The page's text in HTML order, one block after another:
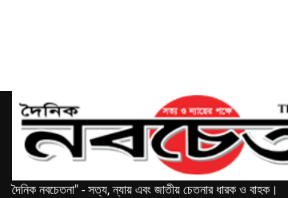
দৈনিক নবচেতনা" - সত্য, ন্যায় এবং জাতীয় চেতনার ধারক ও বাহক।